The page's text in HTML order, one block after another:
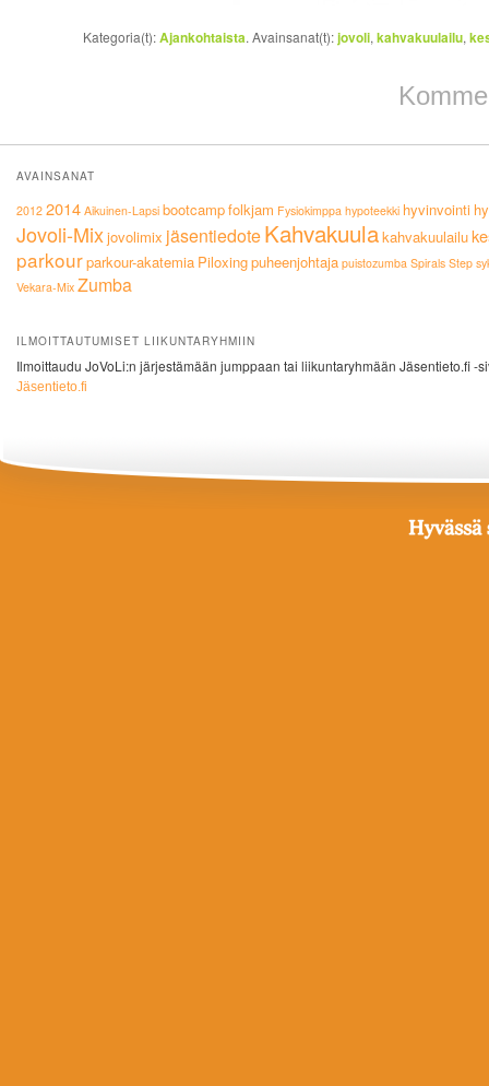
Kategoria(t):Ajankohtaista. Avainsanat(t):jovoli, kahvakuulailu,
AVAINSANAT
2012 2014 Aikuinen-Lapsi bootcampfolkjam Fysiokimppa hypoteekki hyvinvointi
Jovoli-Mixjovolimix jäsentiedoteKahvakuulakahvakuulailu
parkourparkour-akatemia Piloxingpuheenjohtaja puistozumba Spirals Step
Vekara-Mix Zumba
ILMOITTAUTUMISET LIIKUNTARYHMIIN
Ilmoittaudu JoVoLi:n järjestämään jumppaan tai liikuntaryhmään Jäsentieto.fi -
Jäsentieto.fi